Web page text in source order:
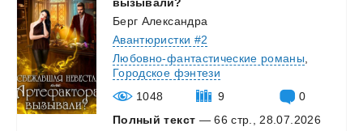
Берг Александра
Авантюристки #2
Любовно-фантастические романы
Городское фэнтези
1048
9
0
Полный текст — 66 стр., 28.07.2026